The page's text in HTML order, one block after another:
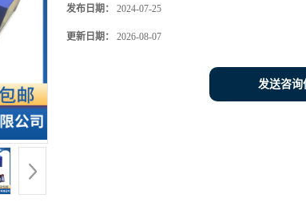
发布日期： 2024-07-25
更新日期： 2026-08-07
发送咨询